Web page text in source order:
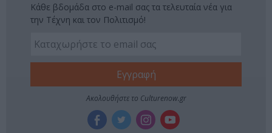
Κάθε βδομάδα στο e-mail σας τα τελευταία νέα για
την Τέχνη και τον Πολιτισμό!
Ακολουθήστε το Culturenow.gr